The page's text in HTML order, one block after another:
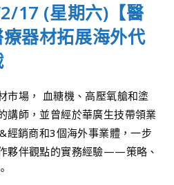
17 (星期六)【醫
器材拓展海外代
市場， 血糖機、高壓氧艙和塗
講師，並曾經於華廣生技帶領業
經銷商和3個海外事業體，一步
夥伴觀點的實務經驗——策略、